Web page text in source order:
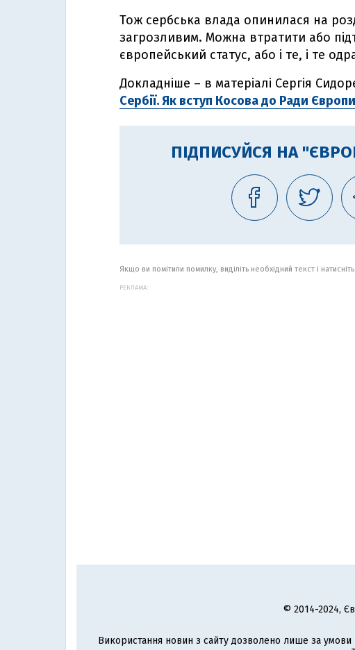
Тож сербська влада опинилася на
загрозливим. Можна втратити або
європейський статус, або і те, і те
Докладніше – в матеріалі Сергія
Сербії. Як вступ Косова до Ради
ПІДПИСУЙСЯ НА
Якщо ви помітили помилку, виділіть необхідний текст і
РЕКЛАМА:
© 2014-2024,
Використання новин з сайту дозволено лише за